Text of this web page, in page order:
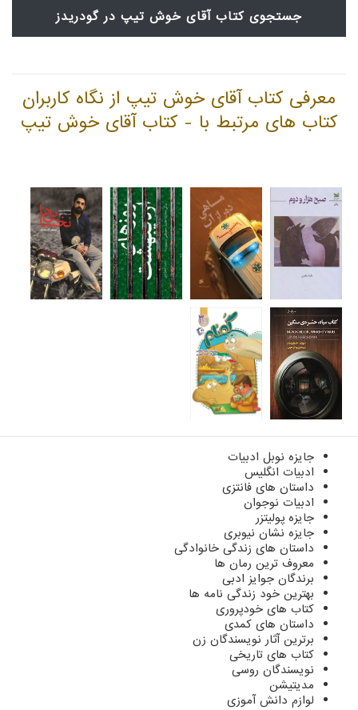
جستجوی کتاب آقای خوش تیپ در گودریدز
معرفی کتاب آقای خوش تیپ از نگاه کاربران
کتاب های مرتبط با - کتاب آقای خوش تیپ
جایزه نوبل ادبیات
ادبیات انگلیس
داستان های فانتزی
ادبیات نوجوان
جایزه پولیتزر
جایزه نشان نیوبری
داستان های زندگی خانوادگی
معروف ترین رمان ها
برندگان جوایز ادبی
بهترین خود زندگی نامه ها
کتاب های خودپروری
داستان های کمدی
برترین آثار نویسندگان زن
کتاب های تاریخی
نویسندگان روسی
مدیتیشن
لوازم دانش آموزی